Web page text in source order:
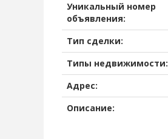
Уникальный номер
объявления:
Тип сделки:
Типы недвижимости:
Адрес:
Описание: